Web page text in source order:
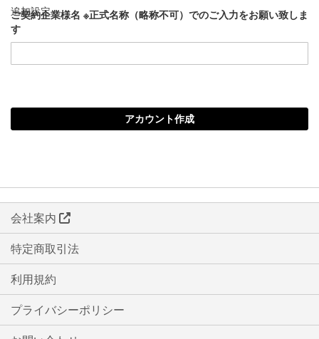
追加設定
ご契約企業様名 ※正式名称（略称不可）でのご入力をお願い致しま
す
アカウント作成
会社案内
特定商取引法
利用規約
プライバシーポリシー